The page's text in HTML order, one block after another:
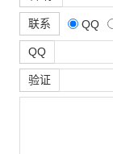
联系 QQ
QQ
验证